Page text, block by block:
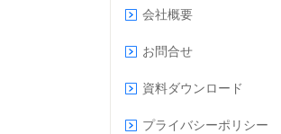
会社概要
お問合せ
資料ダウンロード
プライバシーポリシー